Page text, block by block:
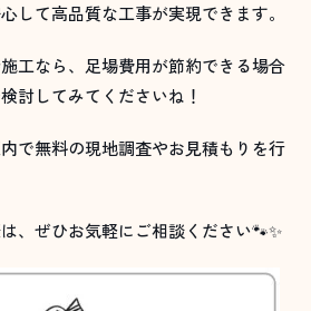
して高品質な工事が実現できます。
工なら、足場費用が節約できる場合
討してみてくださいね！
で無料の現地調査やお見積もりを行
、ぜひお気軽にご相談ください🐾✨